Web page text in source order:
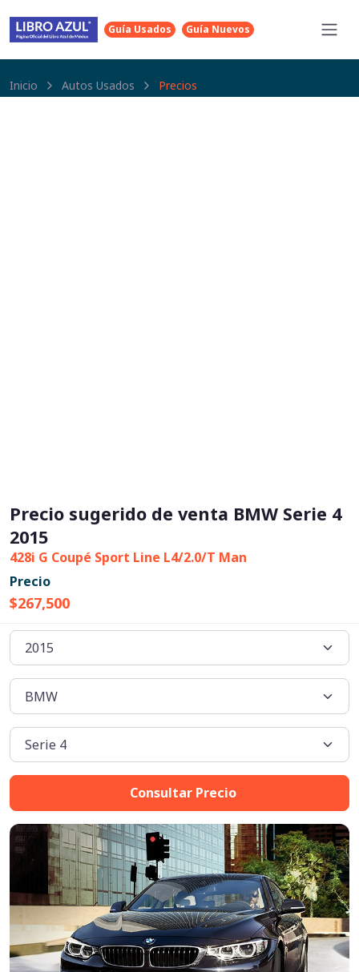
Guía Usados Guía Nuevos
Inicio Autos Usados Precios
Precio sugerido de venta BMW Serie 4
2015
428i G Coupé Sport Line L4/2.0/T Man
Precio
$267,500
Consultar Precio